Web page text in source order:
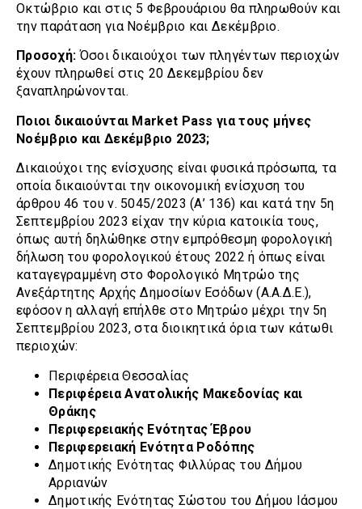
Οκτώβριο και στις 5 Φεβρουάριου θα πληρωθούν και
την παράταση για Νοέμβριο και Δεκέμβριο.
Προσοχή:Όσοι δικαιούχοι των πληγέντων περιοχών
έχουν πληρωθεί στις 20 Δεκεμβρίου δεν
ξαναπληρώνονται.
Ποιοι δικαιούνται Market Pass για τους μήνες
Νοέμβριο και Δεκέμβριο 2023;
Δικαιούχοι της ενίσχυσης είναι φυσικά πρόσωπα, τα
οποία δικαιούνται την οικονομική ενίσχυση του
άρθρου 46 του ν. 5045/2023 (Α’ 136) και κατά την 5η
Σεπτεμβρίου 2023 είχαν την κύρια κατοικία τους,
όπως αυτή δηλώθηκε στην εμπρόθεσμη φορολογική
δήλωση του φορολογικού έτους 2022 ή όπως είναι
καταγεγραμμένη στο Φορολογικό Μητρώο της
Ανεξάρτητης Αρχής Δημοσίων Εσόδων (Α.Α.Δ.Ε.),
εφόσον η αλλαγή επήλθε στο Μητρώο μέχρι την 5η
Σεπτεμβρίου 2023, στα διοικητικά όρια των κάτωθι
περιοχών:
Περιφέρεια Θεσσαλίας
Περιφέρεια Ανατολικής Μακεδονίας και
Θράκης
Περιφερειακής Ενότητας Έβρου
Περιφερειακή Ενότητα Ροδόπης
Δημοτικής Ενότητας Φιλλύρας του Δήμου
Αρριανών
Δημοτικής Ενότητας Σώστου του Δήμου Ιάσμου